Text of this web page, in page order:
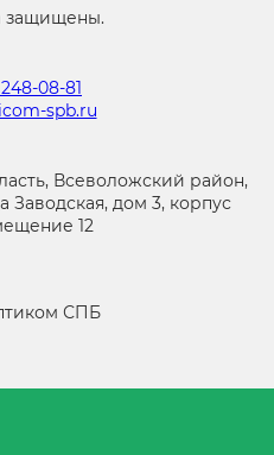
защищены.
08-81
spb.ru
Всеволожский район,
Заводская, дом 3, корпус
12
СПБ